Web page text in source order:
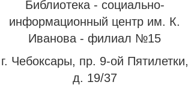
Библиотека - социально-
информационный центр им. К.
Иванова - филиал №15
г. Чебоксары, пр. 9-ой Пятилетки,
д. 19/37